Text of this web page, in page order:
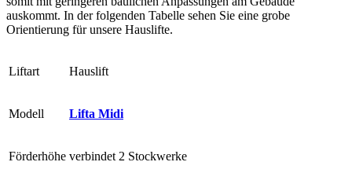
auskommt. In der folgenden Tabelle sehen Sie eine grobe
Orientierung für unsere Hauslifte.
Liftart Hauslift
Modell Lifta Midi
Förderhöhe verbindet 2 Stockwerke